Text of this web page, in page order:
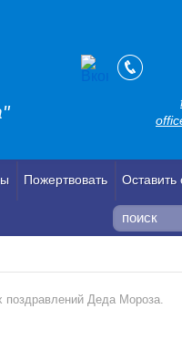
Пожертвовать Оставить
Деда Мороза.